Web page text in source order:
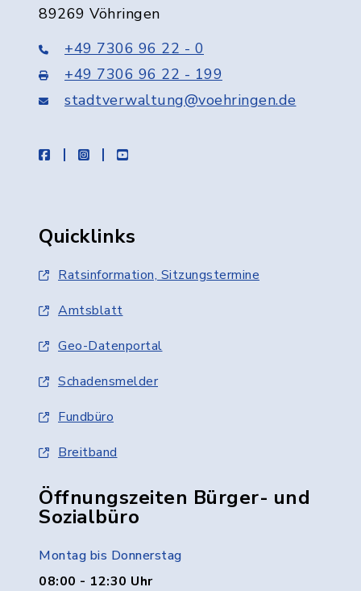
89269 Vöhringen
+49 7306 96 22 - 0
+49 7306 96 22 - 199
stadtverwaltung@voehringen.de
facebookinstagramyoutube
Quicklinks
Ratsinformation, Sitzungstermine
Amtsblatt
Geo-Datenportal
Schadensmelder
Fundbüro
Breitband
Öffnungszeiten Bürger- und
Sozialbüro
Montag bis Donnerstag
08:00 - 12:30 Uhr